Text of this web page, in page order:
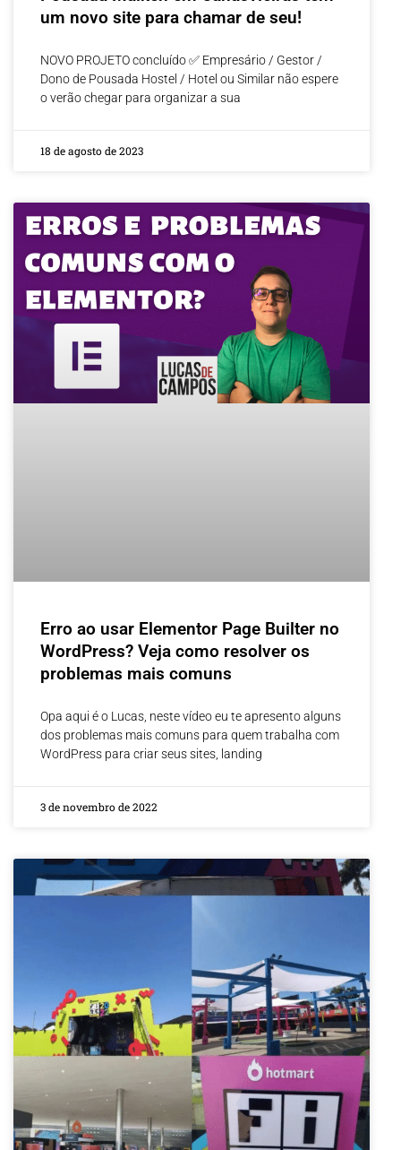
um novo site para chamar de seu!
NOVO PROJETO concluído ✅ Empresário / Gestor /
Dono de Pousada Hostel / Hotel ou Similar não espere
o verão chegar para organizar a sua
18 de agosto de 2023
Erro ao usar Elementor Page Builter no
WordPress? Veja como resolver os
problemas mais comuns
Opa aqui é o Lucas, neste vídeo eu te apresento alguns
dos problemas mais comuns para quem trabalha com
WordPress para criar seus sites, landing
3 de novembro de 2022